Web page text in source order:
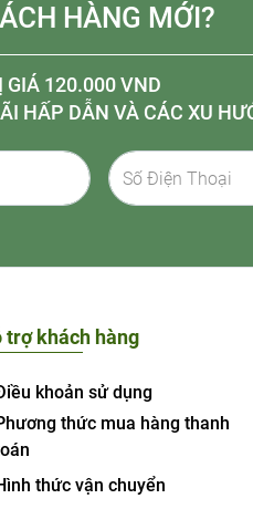
HÀNG MỚI?
GIÁ 120.000 VND
HẤP DẪN VÀ CÁC XU
trợ khách hàng
khoản sử dụng
thức mua hàng thanh
thức vận chuyển